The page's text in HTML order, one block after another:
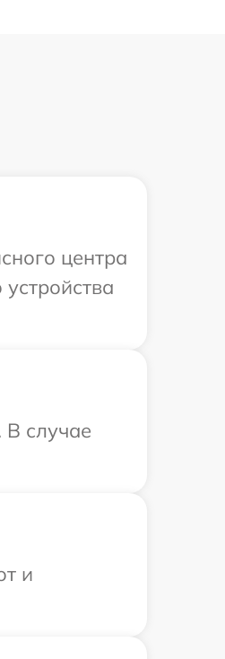
центра
случае
и